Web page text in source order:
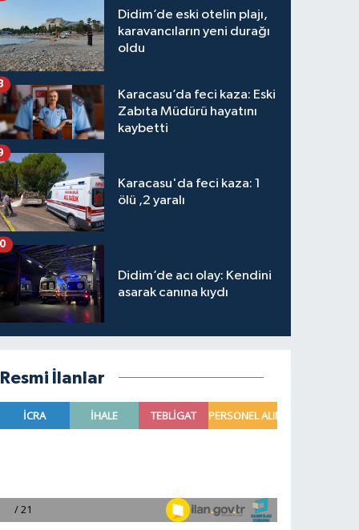
Didim’de eski otelin plajı,
karavancıların yeni durağı
oldu
Karacasu’da feci kaza: Eski
Zabıta Müdürü hayatını
kaybetti
Karacasu'da feci kaza: 1
ölü ,2 yaralı
Didim’de acı olay: Kendini
asarak canına kıydı
Resmi İlanlar